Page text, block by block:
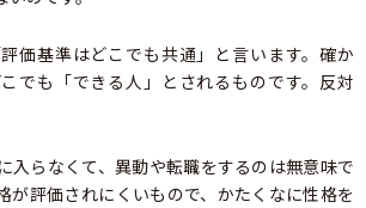
価基準はどこでも共通」と言います。確か
でも「できる人」とされるものです。反対
入らなくて、異動や転職をするのは無意味で
が評価されにくいもので、かたくなに性格を